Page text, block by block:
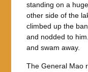
standing on a
other side of the
climbed up the
and nodded to
and swam away.
The General Mao